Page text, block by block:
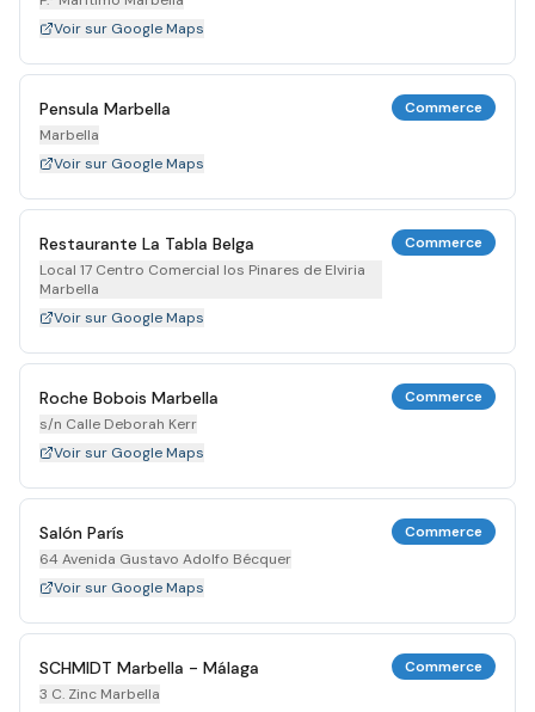
Voir sur Google Maps
Pensula Marbella
Marbella
Commerce
Voir sur Google Maps
Restaurante La Tabla Belga
Local 17 Centro Comercial los Pinares de Elviria
Marbella
Commerce
Voir sur Google Maps
Roche Bobois Marbella
s/n Calle Deborah Kerr
Commerce
Voir sur Google Maps
Salón París
64 Avenida Gustavo Adolfo Bécquer
Commerce
Voir sur Google Maps
SCHMIDT Marbella - Málaga
3 C. Zinc Marbella
Commerce